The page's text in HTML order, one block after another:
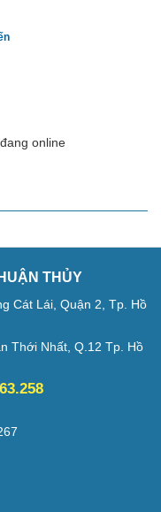
online
THỦY
Cát Lái, Quận 2, Tp. Hồ
Thới Nhất, Q.12 Tp. Hồ